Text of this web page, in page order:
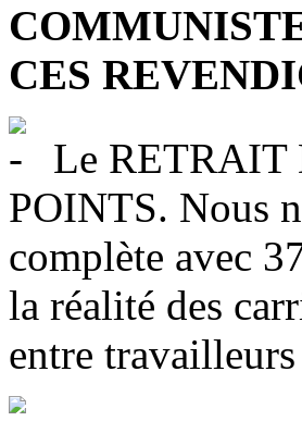
CES
Le RETRAIT
POINTS. Nous
complète avec
la réalité des
entre